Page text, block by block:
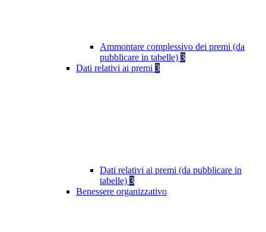
Ammontare complessivo dei premi (da
pubblicare in tabelle) 3
Dati relativi ai premi 3
Dati relativi ai premi (da pubblicare in
tabelle) 3
Benessere organizzativo